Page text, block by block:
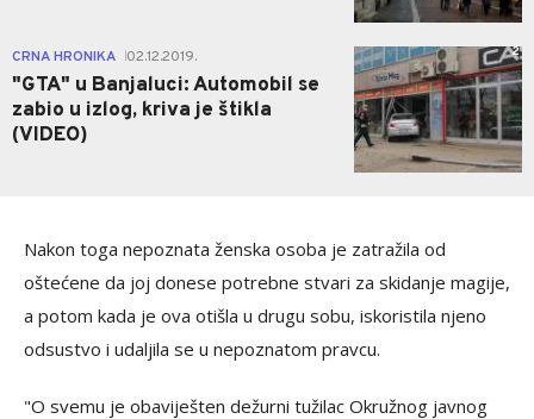
CRNA HRONIKA 02.12.2019.
"GTA" u Banjaluci: Automobil se
zabio u izlog, kriva je štikla
(VIDEO)
2
Nakon toga nepoznata ženska osoba je zatražila od
oštećene da joj donese potrebne stvari za skidanje magije,
a potom kada je ova otišla u drugu sobu, iskoristila njeno
odsustvo i udaljila se u nepoznatom pravcu.
"O svemu je obaviješten dežurni tužilac Okružnog javnog